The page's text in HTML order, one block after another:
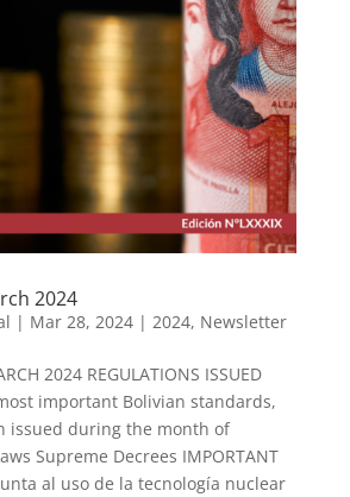
2024
| Mar 28, 2024| 2024, Newsletter
2024 REGULATIONS ISSUED
important Bolivian standards,
issued during the month of
Supreme Decrees IMPORTANT
al uso de la tecnología nuclear